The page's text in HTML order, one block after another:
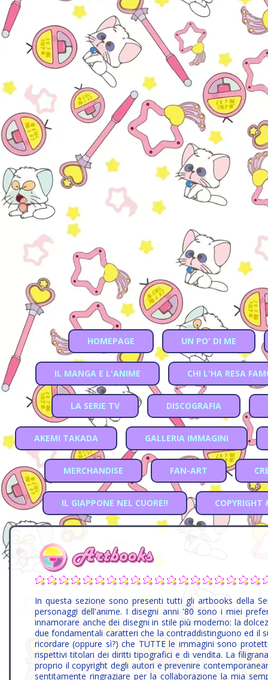
HOMEPAGE UN PO' DI ME
IL MANGA E L'ANIME CHI L'HA RESA
LA SERIE TV DISCOGRAFIA
AKEMI TAKADA GALLERIA IMMAGINI
MERCHANDISE FAN-ART
IL GIAPPONE NEL CUORE!! COPYRIGHT
In questa sezione sono presenti tutti gli artbooks della
personaggi dell'anime. I disegni anni '80 sono i miei
innamorare anche dei disegni in stile più moderno: la
due fondamentali caratteri che la contraddistinguono ed il
ricordare (oppure sì?) che TUTTE le immagini sono
rispettivi titolari dei diritti tipografici e di vendita. La
proprio il copyright degli autori e prevenire
sentitamente ringraziare per la collaborazione la mia